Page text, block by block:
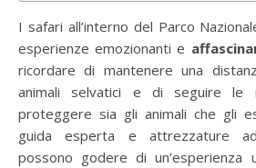
I safari all’interno del Parco
esperienze emozionanti e
ricordare di mantenere una
animali selvatici e di seguire le
proteggere sia gli animali che gli
guida esperta e attrezzature
possono godere di un’esperienza